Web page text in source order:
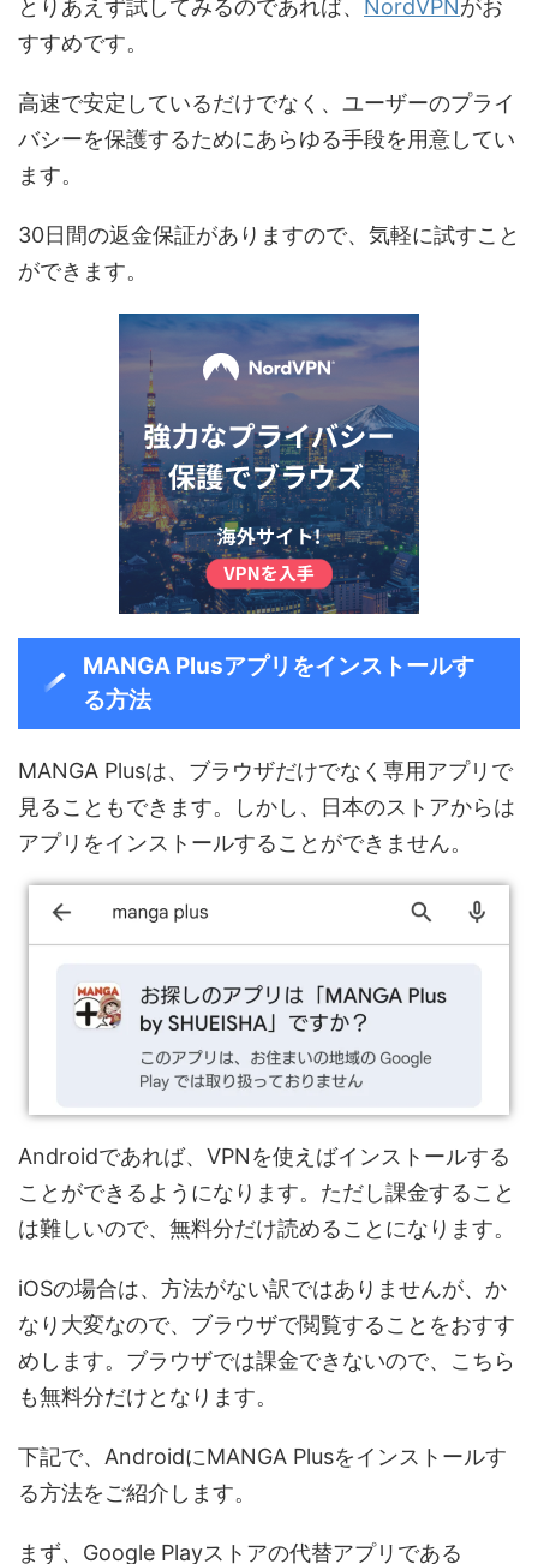
とりあえず試してみるのであれば、 NordVPNがお
すすめです。
高速で安定しているだけでなく、ユーザーのプライ
バシーを保護するためにあらゆる手段を用意してい
ます。
30日間の返金保証がありますので、気軽に試すこと
ができます。
MANGA Plusアプリをインストールす
る方法
MANGA Plusは、ブラウザだけでなく専用アプリで
見ることもできます。しかし、日本のストアからは
アプリをインストールすることができません。
Androidであれば、VPNを使えばインストールする
ことができるようになります。ただし課金すること
は難しいので、無料分だけ読めることになります。
iOSの場合は、方法がない訳ではありませんが、か
なり大変なので、ブラウザで閲覧することをおすす
めします。ブラウザでは課金できないので、こちら
も無料分だけとなります。
下記で、AndroidにMANGA Plusをインストールす
る方法をご紹介します。
まず、Google Playストアの代替アプリである